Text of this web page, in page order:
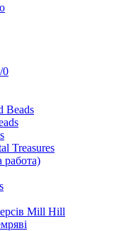
0
Beads
Treasures
Mill Hill